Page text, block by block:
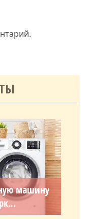
машину